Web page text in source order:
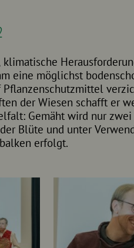
klimatische
eine möglichst
der Wiesen schafft er
Gemäht wird nur
Blüte und unter
erfolgt.